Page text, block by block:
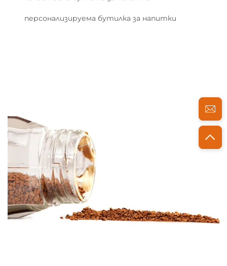
персонализируема бутилка за напитки